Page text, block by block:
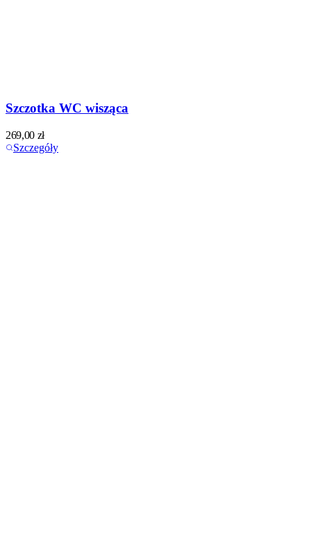
Szczotka WC wisząca
269,00 zł
Szczegóły